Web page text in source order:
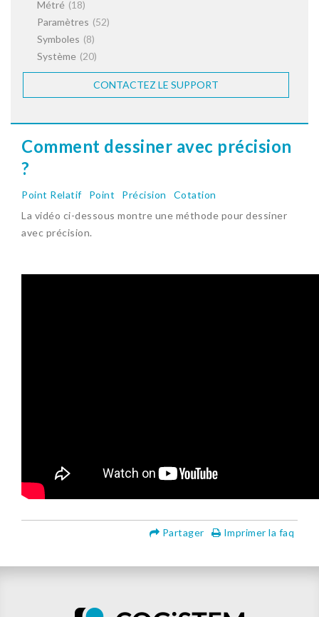
Métré (18)
Paramètres (52)
Symboles (8)
Système (20)
CONTACTEZ LE SUPPORT
Comment dessiner avec précision
?
Point Relatif Point Précision
Cotation
La vidéo ci-dessous montre une méthode pour dessiner
avec précision.
Imprimer la faq
Partager